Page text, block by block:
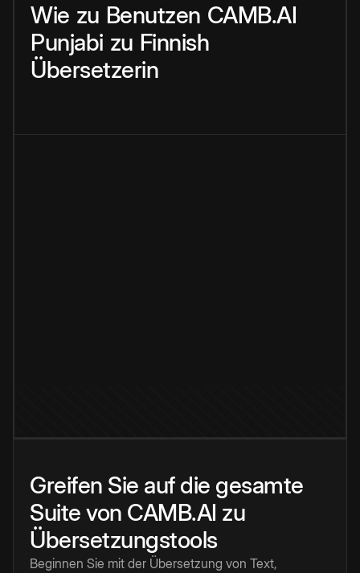
Wie zu Benutzen CAMB.AI
Punjabi zu Finnish
Übersetzerin
Greifen Sie auf die gesamte
Suite von CAMB.AI zu
Übersetzungstools
Beginnen Sie mit der Übersetzung von Text,